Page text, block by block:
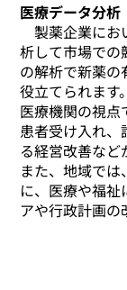
医療データ分析
製薬企業にお
析して市場での
の解析で新薬
役立てられます。
医療機関の視
患者受け入れ、
る経営改善など
また、地域で
に、医療や福
アや行政計画の